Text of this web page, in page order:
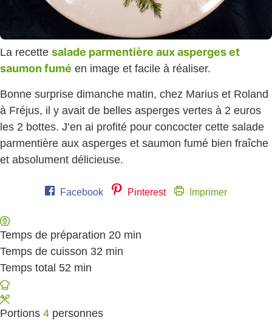
La recette salade parmentière aux asperges et
saumon fumé en image et facile à réaliser.
Bonne surprise dimanche matin, chez Marius et Roland
à Fréjus, il y avait de belles asperges vertes à 2 euros
les 2 bottes. J’en ai profité pour concocter cette salade
parmentière aux asperges et saumon fumé bien fraîche
et absolument délicieuse.
Facebook Pinterest Imprimer
Temps de préparation 20 minutes
min
Temps de cuisson 32 minutes
min
Temps total 52 minutes
min
Portions 4 personnes